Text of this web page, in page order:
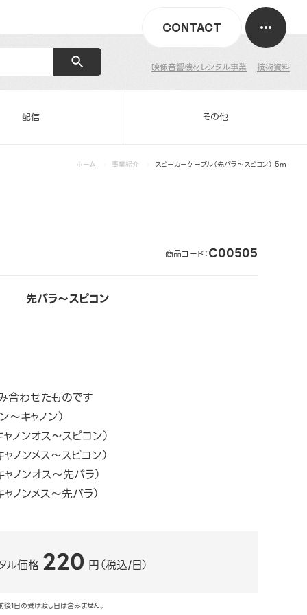
映像音響機材レンタル事業 技術資料
CONTACT
配信 その他
ホーム 事業紹介 スピーカーケーブル（先バラ～スピコン） 5m
商品コード：C00505
先バラ～スピコン
わせたものです
～キャノン）
ノンオス～スピコン）
ノンメス～スピコン）
ノンオス～先バラ）
ノンメス～先バラ）
ル価格 220 円（税込/日）
1日の受け渡し日は含みません。